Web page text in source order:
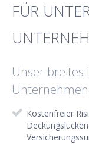
FÜR
Unser breites
Unternehmen
Kostenfreier